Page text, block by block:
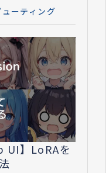
ーティング
UI】LoRAを